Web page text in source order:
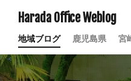
Harada Office Weblog
地域ブログ 鹿児島県 宮